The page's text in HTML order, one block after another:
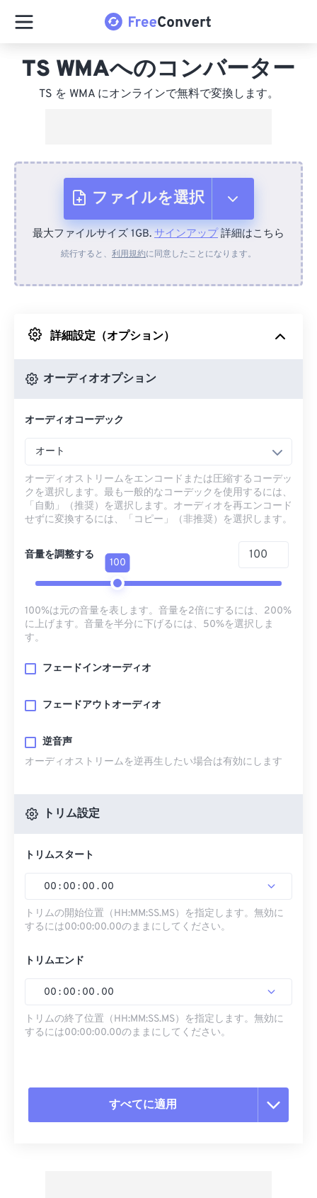
TS WMAへのコンバーター
TS を WMA にオンラインで無料で変換します。
ファイルを選択
デバイスから
Googleドライブから
最大ファイルサイズ 1GB. サインアップ詳細はこちら
続行すると、 利用規約に同意したことになります。
詳細設定（オプション）
オーディオオプション
オーディオコーデック
オート
オーディオストリームをエンコードまたは圧縮するコーデッ
クを選択します。最も一般的なコーデックを使用するには、
「自動」（推奨）を選択します。オーディオを再エンコード
せずに変換するには、「コピー」（非推奨）を選択します。
音量を調整する
100
100%は元の音量を表します。音量を2倍にするには、200%
に上げます。音量を半分に下げるには、50%を選択しま
す。
フェードインオーディオ
フェードアウトオーディオ
逆音声
オーディオストリームを逆再生したい場合は有効にします
トリム設定
トリムスタート
00 : 00 : 00 . 00
トリムの開始位置（HH:MM:SS.MS）を指定します。無効に
するには00:00:00.00のままにしてください。
トリムエンド
00 : 00 : 00 . 00
トリムの終了位置（HH:MM:SS.MS）を指定します。無効に
するには00:00:00.00のままにしてください。
すべてに適用